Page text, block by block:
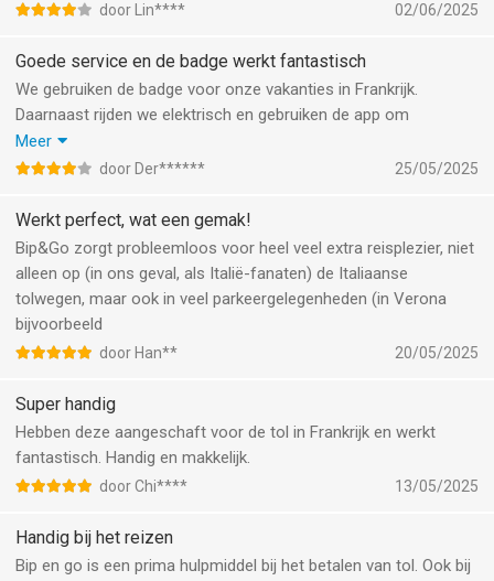
door Lin**** 02/06/2025
Goede service en de badge werkt fantastisch
We gebruiken de badge voor onze vakanties in Frankrijk.
Daarnaast rijden we elektrisch en gebruiken de app om
laadstations te vinden. Het is heerlijk om bij het tolstation door
te kunnen rijden en een overzicht te krijgen van de tolkosten.
aanzienlijke reistijd wanneer je naar Zuid-Frankrijk reist. De
medewerkers van Bio&Go zijn erg professioneel en
klantvriendelijk. Kortom een prima service voor een prima prijs.
Meer
door Der****** 25/05/2025
Werkt perfect, wat een gemak!
Bip&Go zorgt probleemloos voor heel veel extra reisplezier, niet
alleen op (in ons geval, als Italië-fanaten) de Italiaanse
tolwegen, maar ook in veel parkeergelegenheden (in Verona
bijvoorbeeld
door Han** 20/05/2025
Super handig
Hebben deze aangeschaft voor de tol in Frankrijk en werkt
fantastisch. Handig en makkelijk.
door Chi**** 13/05/2025
Handig bij het reizen
Bip en go is een prima hulpmiddel bij het betalen van tol. Ook bij